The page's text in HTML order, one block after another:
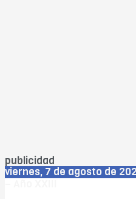
publicidad
viernes, 7 de agosto de